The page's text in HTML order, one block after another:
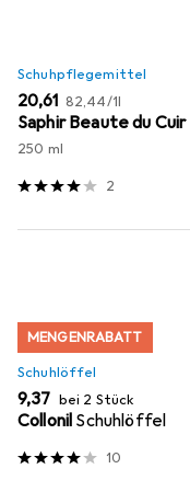
Schuhpflegemittel
EUR
20,61 EUR
82,44/1l
Saphir Beaute du Cuir
250 ml
2
MENGENRABATT
Schuhlöffel
EUR
9,37 bei 2 Stück
Collonil Schuhlöffel
10